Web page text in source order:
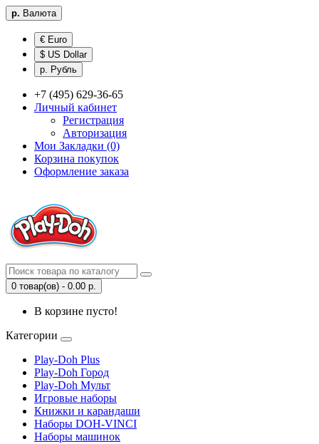
р. Валюта
€ Euro
$ US Dollar
р. Рубль
+7 (495) 629-36-65
Личный кабинет
Регистрация
Авторизация
Мои Закладки (0)
Корзина покупок
Оформление заказа
0 товар(ов) - 0.00 р.
В корзине пусто!
Категории
Play-Doh Plus
Play-Doh Город
Play-Doh Мульт
Игровые наборы
Книжки и карандаши
Наборы DOH-VINCI
Наборы машинок